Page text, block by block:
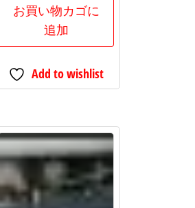
価
格
で
し
の
¥500
で
お買い物カゴに
追加
Add to wishlist